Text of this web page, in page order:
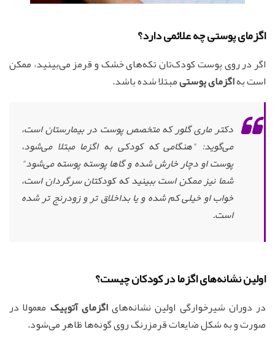
اگزمای پوستی چه علائمی‌ دارد؟
اگر در روی پوست کودک‌تان تکه‌های خشک و قرمز می‌بینید، ممکن
است بهاگزمای پوستیمبتلا شده باشد.
دکتر ماری گلور که متخصص پوست در بیمارستان است،
می‌گوید: "هنگامی که کودکی به اگزما مبتلا می‌شود،
پوست او دچار خارش شده و گاها پوسته پوسته می‌شود"
شما نیز ممکن است ببینید که کودکتان سرگردان است،
خواب او خیلی کم شده و یا بداخلاق تر و زودرنج تر شده
است.
اولین نشانه‌های اگزما در کودکان چیست؟
در دوران شیرخوارگی اولین نشانه‌هایاگزمای آتوپیک معمولا در
صورت و به شکل ضایعات قرمزرنگ روی گونه‌ها ظاهر می‌شود.